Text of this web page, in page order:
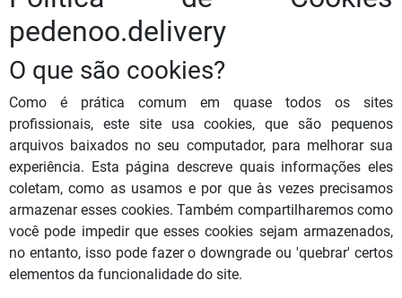
pedenoo.delivery
O que são cookies?
Como é prática comum em quase todos os sites
profissionais, este site usa cookies, que são pequenos
arquivos baixados no seu computador, para melhorar sua
experiência. Esta página descreve quais informações eles
coletam, como as usamos e por que às vezes precisamos
armazenar esses cookies. Também compartilharemos como
você pode impedir que esses cookies sejam armazenados,
no entanto, isso pode fazer o downgrade ou 'quebrar' certos
elementos da funcionalidade do site.